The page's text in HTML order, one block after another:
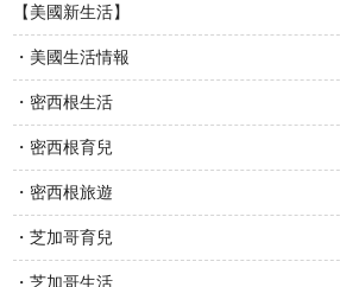
【美國新生活】
・美國生活情報
・密西根生活
・密西根育兒
・密西根旅遊
・芝加哥育兒
・芝加哥生活